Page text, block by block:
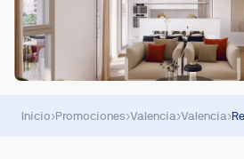
Inicio›Promociones›Valencia›Valencia›